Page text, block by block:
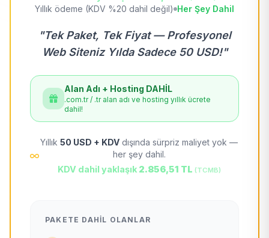
Yıllık ödeme (KDV %20 dahil değil) Her Şey Dahil
"Tek Paket, Tek Fiyat — Profesyonel
Web Siteniz Yılda Sadece 50 USD!"
Alan Adı + Hosting DAHİL
.com.tr / .tr alan adı ve hosting yıllık ücrete
dahil!
Yıllık 50 USD + KDV dışında sürpriz maliyet yok —
her şey dahil.
KDV dahil yaklaşık 2.856,51 TL (TCMB)
PAKETE DAHIL OLANLAR